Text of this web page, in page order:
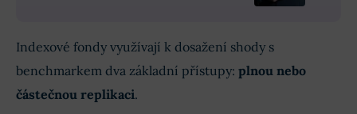
Indexové fondy využívají k dosažení shody s
benchmarkem dva základní přístupy: plnou nebo
částečnou replikaci.